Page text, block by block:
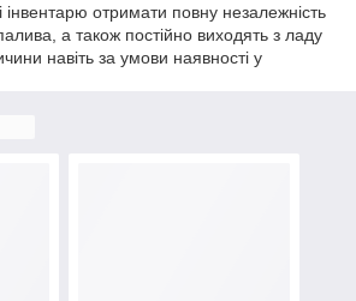
інвентарю отримати повну незалежність
а також постійно виходять з ладу
навіть за умови наявності у